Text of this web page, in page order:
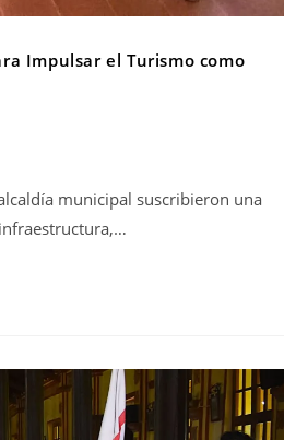
Impulsar el Turismo como
municipal suscribieron una